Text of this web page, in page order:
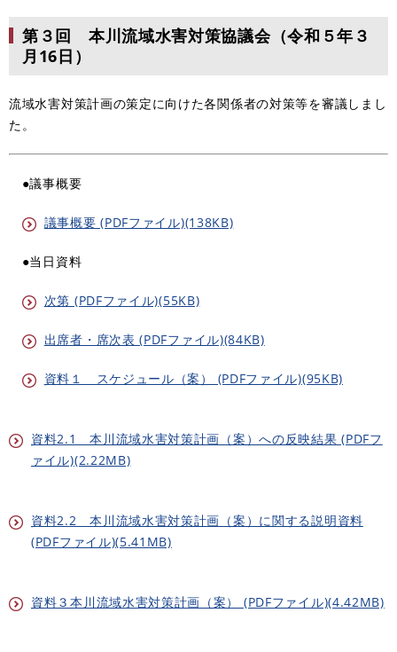
第３回 本川流域水害対策協議会（令和５年３
月16日）
流域水害対策計画の策定に向けた各関係者の対策等を審議しまし
た。
●議事概要
議事概要 (PDFファイル)(138KB)
●当日資料
次第 (PDFファイル)(55KB)
出席者・席次表 (PDFファイル)(84KB)
資料１ スケジュール（案） (PDFファイル)(95KB)
資料2.1 本川流域水害対策計画（案）への反映結果 (PDFフ
ァイル)(2.22MB)
資料2.2 本川流域水害対策計画（案）に関する説明資料
(PDFファイル)(5.41MB)
資料３本川流域水害対策計画（案） (PDFファイル)(4.42MB)